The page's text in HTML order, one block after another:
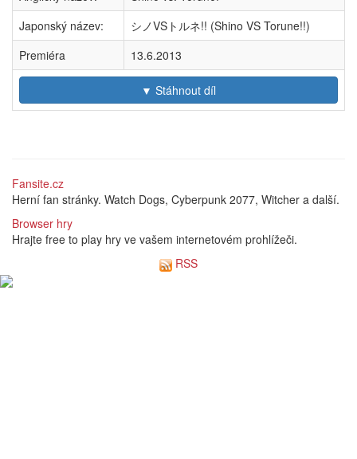
Japonský název:
シノVSトルネ!! (Shino VS Torune!!)
Premiéra
13.6.2013
▼ Stáhnout díl
Fansite.cz
Herní fan stránky. Watch Dogs, Cyberpunk 2077, Witcher a další.
Browser hry
Hrajte free to play hry ve vašem internetovém prohlížeči.
RSS